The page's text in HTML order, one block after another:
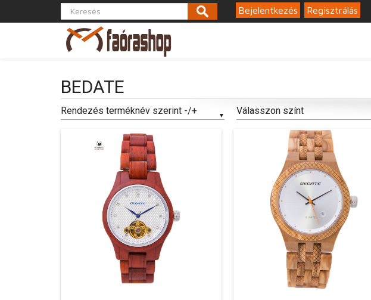
Bejelentkezés Regisztrálás
BEDATE
Rendezés terméknév szerint -/+ Válasszon színt